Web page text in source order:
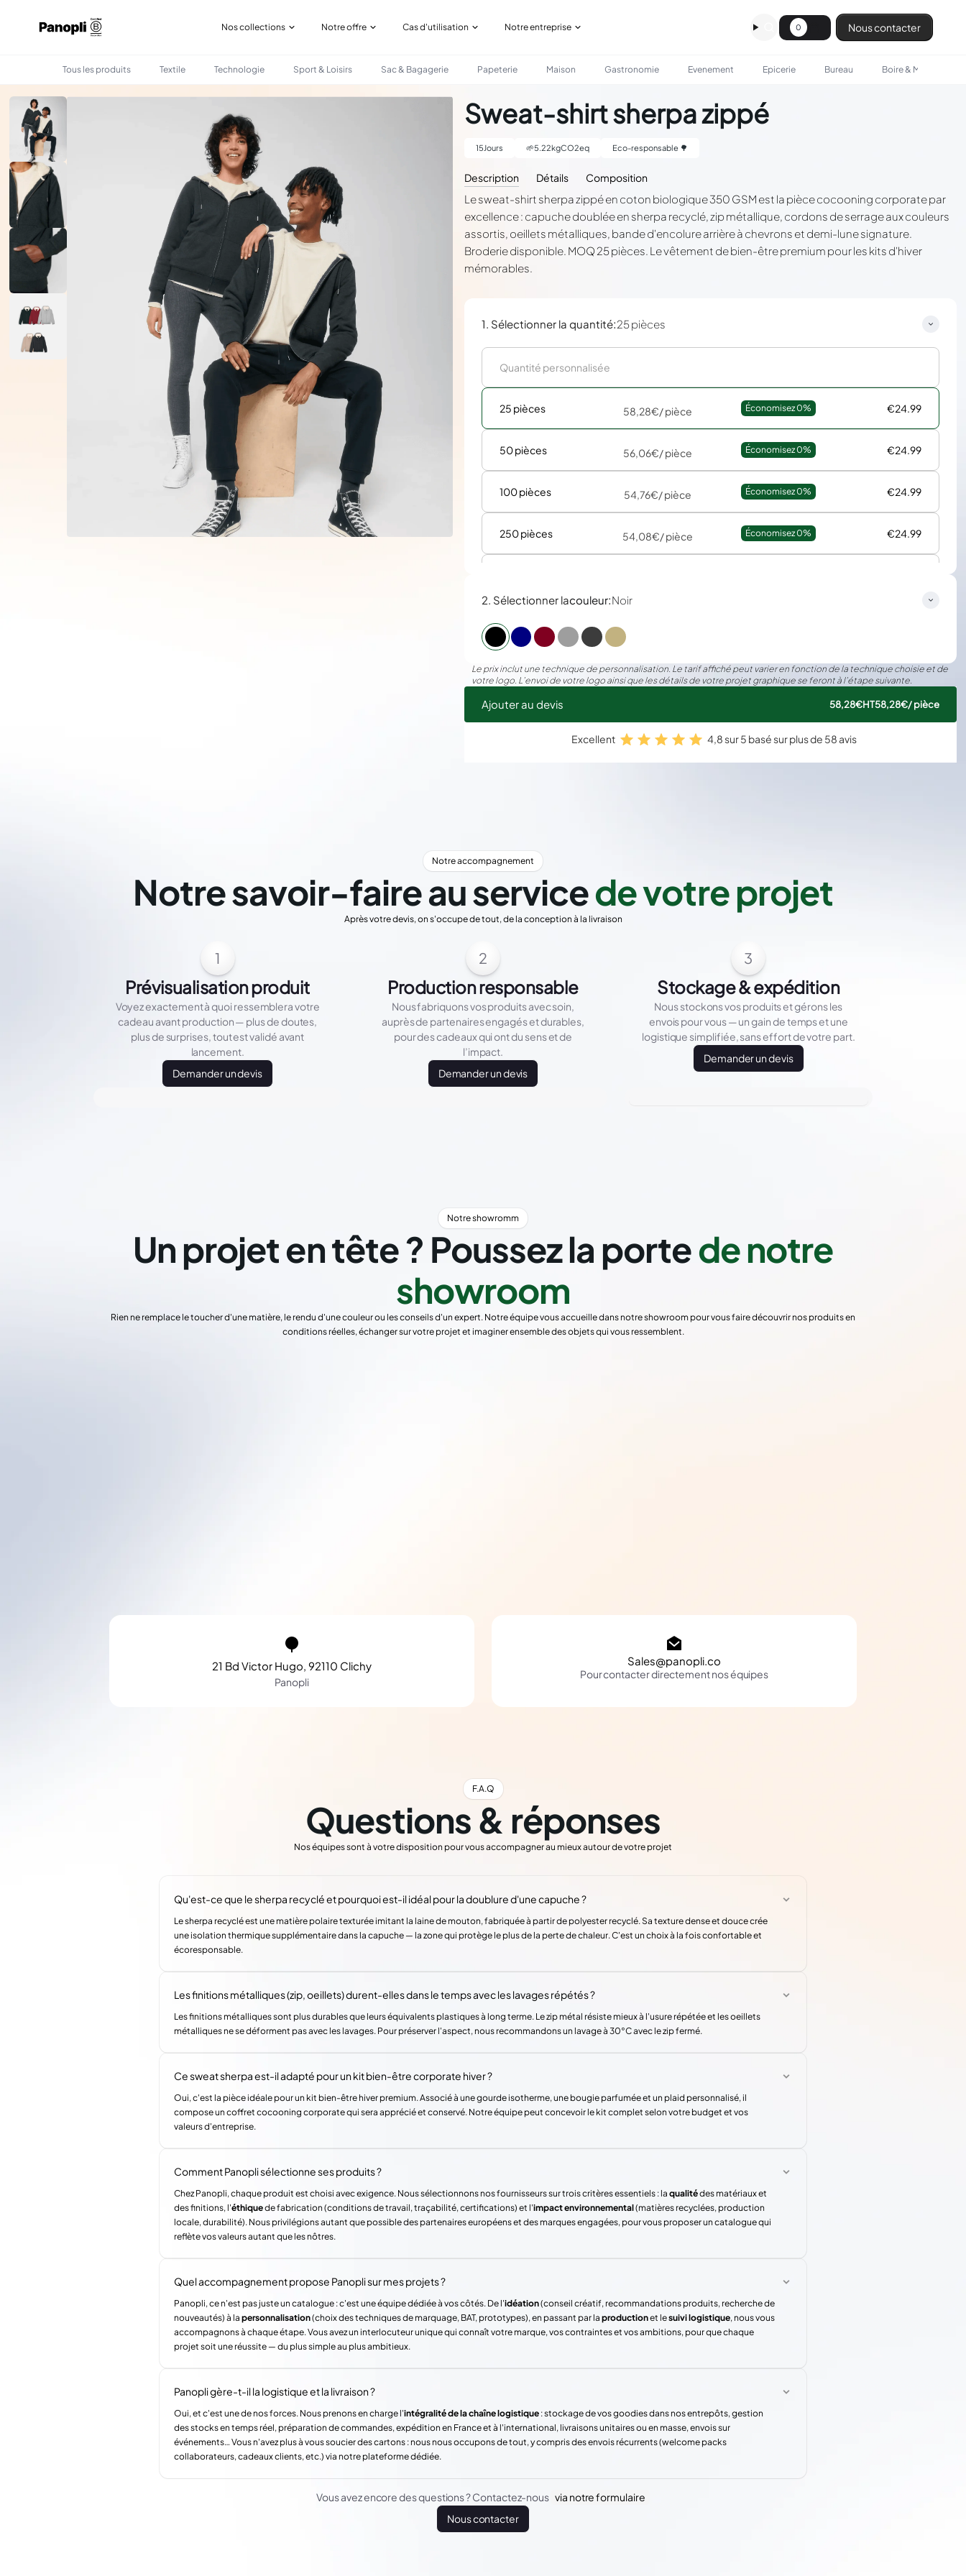
Nos collections Notre offre Cas d'utilisation Notre entreprise 0 Nous contacter
Tous les produits Textile Technologie Sport & Loisirs Sac & Bagagerie Papeterie Maison Gastronomie Evenement Epicerie Bureau Boire & Manger
TEXTILE
Sweat-shirt sherpa zippé
15 Jours 🌱5.22kgCO2eq Eco-responsable 🌳
Description Détails Composition
Le sweat-shirt sherpa zippé en coton biologique 350 GSM est la pièce cocooning corporate par
excellence : capuche doublée en sherpa recyclé, zip métallique, cordons de serrage aux couleurs
assortis, oeillets métalliques, bande d'encolure arrière à chevrons et demi-lune signature.
Broderie disponible. MOQ 25 pièces. Le vêtement de bien-être premium pour les kits d'hiver
mémorables.
1. Sélectionner la quantité:25 pièces
25 pièces 58,28€/ pièce Économisez 0% €24.99
50 pièces 56,06€/ pièce Économisez 0% €24.99
100 pièces 54,76€/ pièce Économisez 0% €24.99
250 pièces 54,08€/ pièce Économisez 0% €24.99
/ pièce
2. Sélectionner lacouleur:Noir
Le prix inclut une technique de personnalisation. Le tarif affiché peut varier en fonction de la technique choisie et de
votre logo. L’envoi de votre logo ainsi que les détails de votre projet graphique se feront à l’étape suivante.
Ajouter au devis 58,28€HT58,28€/ pièce
Excellent 4,8 sur 5 basé sur plus de 58 avis
Notre accompagnement
Notre savoir-faire au servicede votre projet
Après votre devis, on s'occupe de tout, de la conception à la livraison
1
Prévisualisation produit
Voyez exactement à quoi ressemblera votre
cadeau avant production — plus de doutes,
plus de surprises, tout est validé avant
lancement.
Demander un devis
2
Production responsable
Nous fabriquons vos produits avec soin,
auprès de partenaires engagés et durables,
pour des cadeaux qui ont du sens et de
l’impact.
Demander un devis
3
Stockage & expédition
Nous stockons vos produits et gérons les
envois pour vous — un gain de temps et une
logistique simplifiée, sans effort de votre part.
Demander un devis
Notre showromm
Un projet en tête ? Poussez la portede notre
showroom
Rien ne remplace le toucher d'une matière, le rendu d'une couleur ou les conseils d'un expert. Notre équipe vous accueille dans notre showroom pour vous faire découvrir nos produits en
conditions réelles, échanger sur votre projet et imaginer ensemble des objets qui vous ressemblent.
21 Bd Victor Hugo, 92110 Clichy
Panopli
Sales@panopli.co
Pour contacter directement nos équipes
F.A.Q
Questions & réponses
Nos équipes sont à votre disposition pour vous accompagner au mieux autour de votre projet
Qu'est-ce que le sherpa recyclé et pourquoi est-il idéal pour la doublure d'une capuche ?
Le sherpa recyclé est une matière polaire texturée imitant la laine de mouton, fabriquée à partir de polyester recyclé. Sa texture dense et douce crée
une isolation thermique supplémentaire dans la capuche — la zone qui protège le plus de la perte de chaleur. C'est un choix à la fois confortable et
écoresponsable.
Les finitions métalliques (zip, oeillets) durent-elles dans le temps avec les lavages répétés ?
Les finitions métalliques sont plus durables que leurs équivalents plastiques à long terme. Le zip métal résiste mieux à l'usure répétée et les oeillets
métalliques ne se déforment pas avec les lavages. Pour préserver l'aspect, nous recommandons un lavage à 30°C avec le zip fermé.
Ce sweat sherpa est-il adapté pour un kit bien-être corporate hiver ?
Oui, c'est la pièce idéale pour un kit bien-être hiver premium. Associé à une gourde isotherme, une bougie parfumée et un plaid personnalisé, il
compose un coffret cocooning corporate qui sera apprécié et conservé. Notre équipe peut concevoir le kit complet selon votre budget et vos
valeurs d'entreprise.
Comment Panopli sélectionne ses produits ?
Chez Panopli, chaque produit est choisi avec exigence. Nous sélectionnons nos fournisseurs sur trois critères essentiels : la qualitédes matériaux et
des finitions, l'éthiquede fabrication (conditions de travail, traçabilité, certifications) et l'impact environnemental(matières recyclées, production
locale, durabilité). Nous privilégions autant que possible des partenaires européens et des marques engagées, pour vous proposer un catalogue qui
reflète vos valeurs autant que les nôtres.
Quel accompagnement propose Panopli sur mes projets ?
Panopli, ce n'est pas juste un catalogue : c'est une équipe dédiée à vos côtés. De l'idéation(conseil créatif, recommandations produits, recherche de
nouveautés) à la personnalisation(choix des techniques de marquage, BAT, prototypes), en passant par la productionet lesuivi logistique, nous vous
accompagnons à chaque étape. Vous avez un interlocuteur unique qui connaît votre marque, vos contraintes et vos ambitions, pour que chaque
projet soit une réussite — du plus simple au plus ambitieux.
Panopli gère-t-il la logistique et la livraison ?
Oui, et c'est une de nos forces. Nous prenons en charge l'intégralité de la chaîne logistique : stockage de vos goodies dans nos entrepôts, gestion
des stocks en temps réel, préparation de commandes, expédition en France et à l'international, livraisons unitaires ou en masse, envois sur
événements… Vous n'avez plus à vous soucier des cartons : nous nous occupons de tout, y compris des envois récurrents (welcome packs
collaborateurs, cadeaux clients, etc.) via notre plateforme dédiée.
Vous avez encore des questions ? Contactez-nous via notre formulaire
Nous contacter